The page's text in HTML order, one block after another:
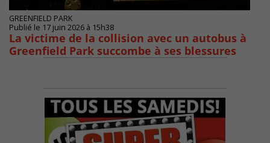
GREENFIELD PARK
Publié le 17 juin 2026 à 15h38
La victime de la collision avec un autobus à
Greenfield Park succombe à ses blessures